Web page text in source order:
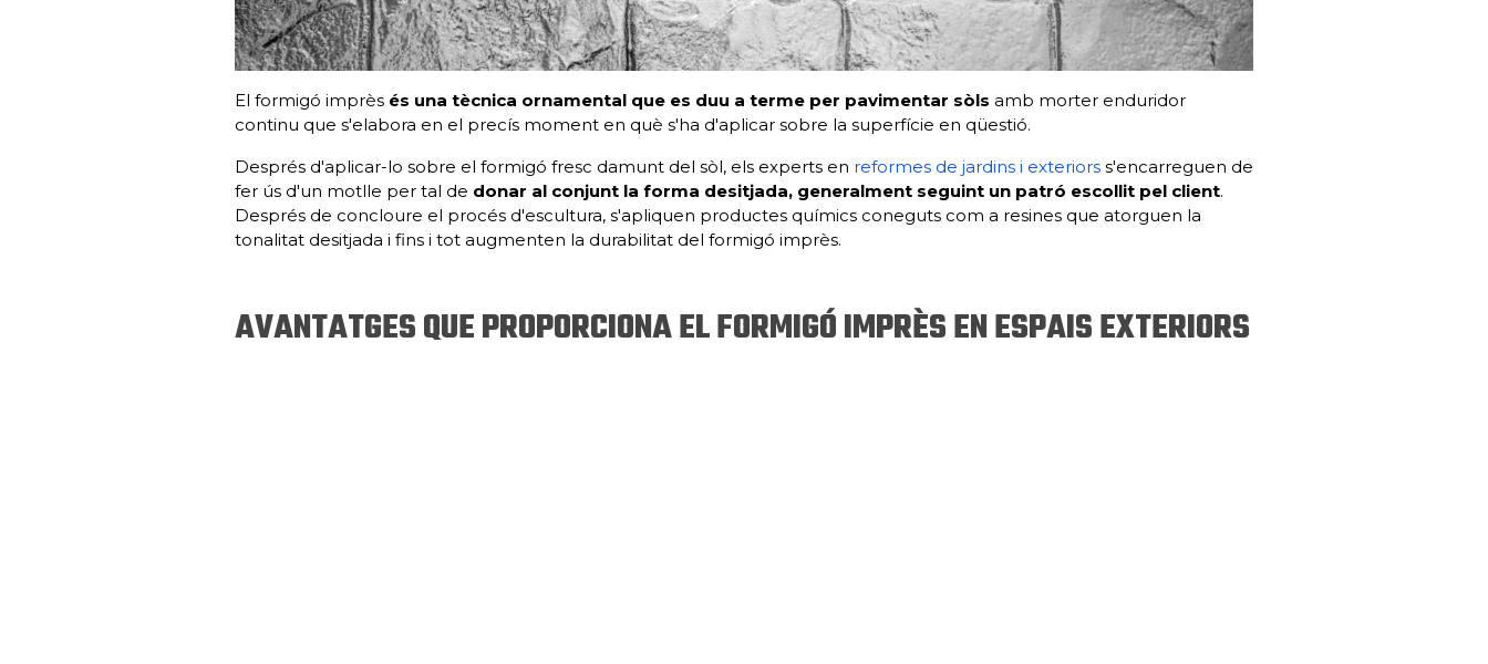
El formigó imprès és una tècnica ornamental que es duu a terme per pavimentar sòls amb morter enduridor
continu que s'elabora en el precís moment en què s'ha d'aplicar sobre la superfície en qüestió.
Després d'aplicar-lo sobre el formigó fresc damunt del sòl, els experts en reformes de jardins i exteriors s'encarreguen de
fer ús d'un motlle per tal de donar al conjunt la forma desitjada, generalment seguint un patró escollit pel client.
Després de concloure el procés d'escultura, s'apliquen productes químics coneguts com a resines que atorguen la
tonalitat desitjada i fins i tot augmenten la durabilitat del formigó imprès.
AVANTATGES QUE PROPORCIONA EL FORMIGÓ IMPRÈS EN ESPAIS EXTERIORS